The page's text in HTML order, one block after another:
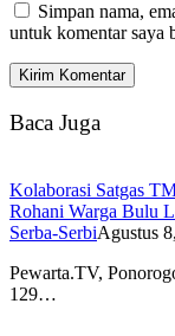
Simpan nama,
untuk komentar saya
Baca Juga
Kolaborasi Satgas
Rohani Warga Bulu
Serba-SerbiAgustus
Pewarta.TV,
129…